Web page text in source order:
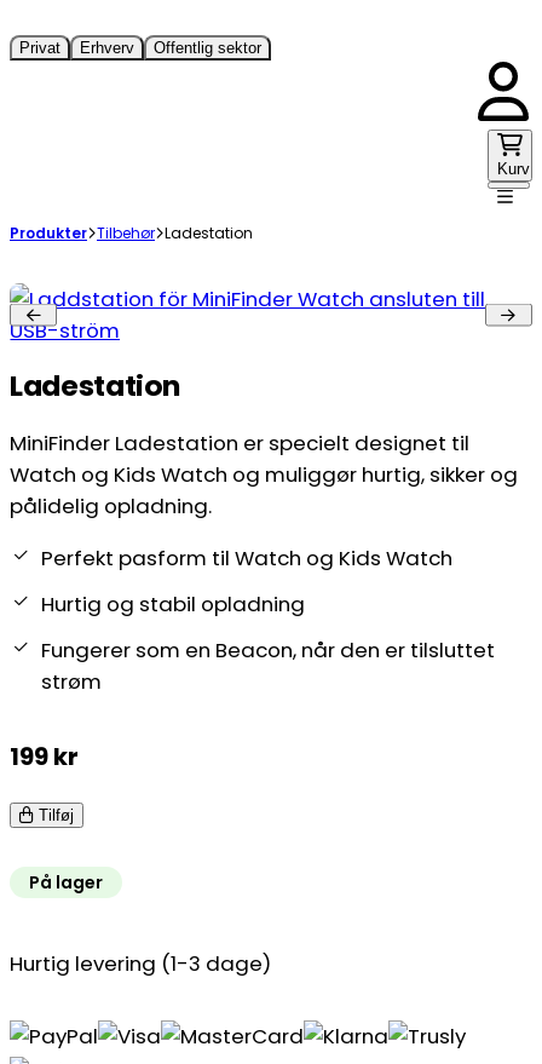
Privat Erhverv Offentlig sektor
Kurv
Produkter Tilbehør Ladestation
Ladestation
MiniFinder Ladestation er specielt designet til
Watch og Kids Watch og muliggør hurtig, sikker og
pålidelig opladning.
Perfekt pasform til Watch og Kids Watch
Hurtig og stabil opladning
Fungerer som en Beacon, når den er tilsluttet
strøm
199kr
Tilføj
På lager
Hurtig levering (1-3 dage)